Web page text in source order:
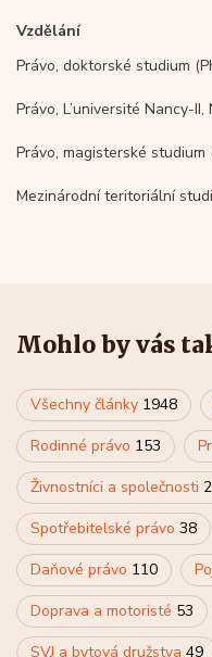
Vzdělání
Právo, doktorské studium
Právo, L’université Nancy-II,
Právo, magisterské studium
Mezinárodní teritoriální
Mohlo by vás
Všechny články 1948
Rodinné právo 153
Živnostníci a společnosti
Spotřebitelské právo 38
Daňové právo 110
Doprava a motoristé 53
SVJ a bytová družstva 49